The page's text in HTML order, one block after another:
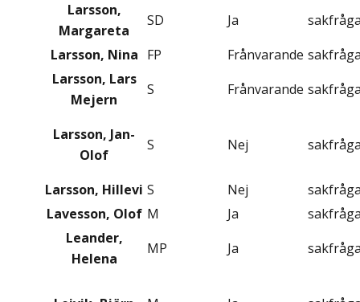
Larsson,
Margareta
SD Ja
Larsson, Nina FP Frånvarande
Larsson, Lars
Mejern
S Frånvarande
Larsson, Jan-
Olof
S Nej
Larsson, Hillevi S Nej
Lavesson, Olof M Ja
Leander,
Helena
MP Ja